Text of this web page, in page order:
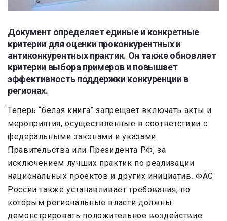
Документ определяет единые и конкретные
критерии для оценки проконкурентных и
антиконкурентных практик. Он также обновляет
критерии выбора примеров и повышает
эффективность поддержки конкуренции в
регионах.
Теперь “белая книга” запрещает включать акты и
мероприятия, осуществленные в соответствии с
федеральными законами и указами
Правительства или Президента РФ, за
исключением лучших практик по реализации
национальных проектов и других инициатив. ФАС
России также устанавливает требования, по
которым региональные власти должны
демонстрировать положительное воздействие